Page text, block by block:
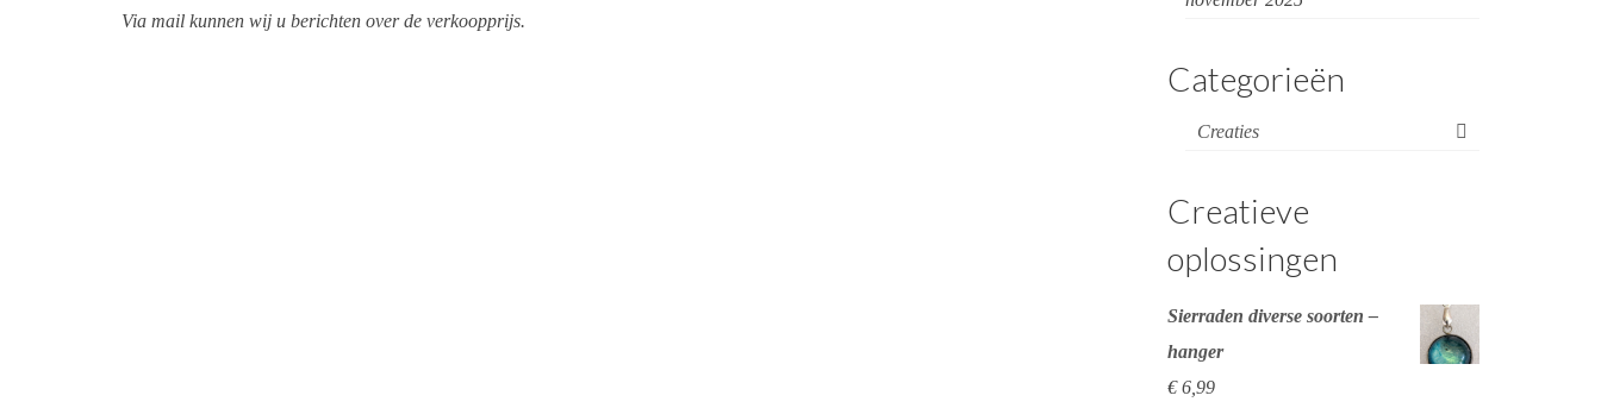
Via mail kunnen wij u berichten over de verkoopprijs.
Categorieën
Creaties
Creatieve
oplossingen
Sierraden diverse soorten –
hanger
€6,99